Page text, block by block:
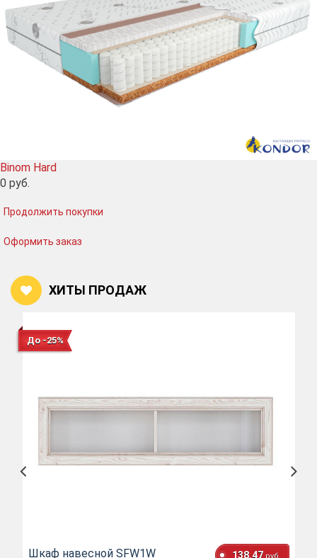
Binom Hard
0 руб.
Продолжить покупки
Оформить заказ
ХИТЫ ПРОДАЖ
До -25%
Шкаф навесной SFW1W 138.47 руб.